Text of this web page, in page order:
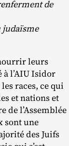
de
judaïsme
leurs
l’AIU Isidor
races, ce qui
et nations et
de l’Assemblée
sont une
des Juifs